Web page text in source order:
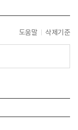
도움말 삭제기준